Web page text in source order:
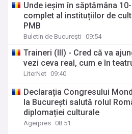
Unde ieșim în săptămâna
complet al instituțiilor de
PMB
Buletin de București 09:54
Traineri (III) - Cred că va
vezi ceva real, cum e în
LiterNet 09:40
Declarația Congresului
la București salută rolul
diplomației culturale
Agerpres 08:51